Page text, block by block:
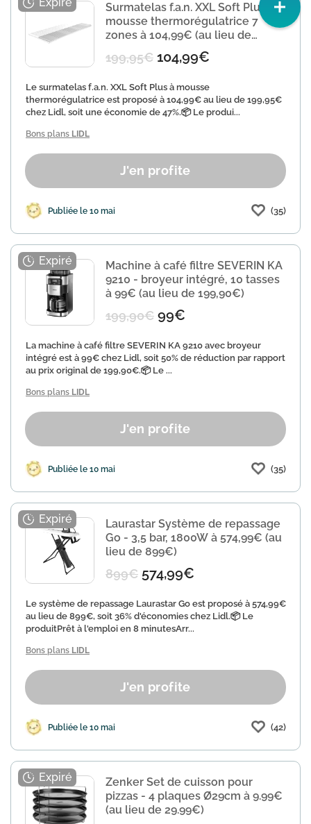
Surmatelas f.a.n. XXL Soft Plus
mousse thermorégulatrice 7
zones à 104,99€ (au lieu de
199,95€ 104,99€
Le surmatelas f.a.n. XXL Soft Plus à mousse
thermorégulatrice est proposé à 104,99€ au lieu de 199,95€
chez Lidl, soit une économie de 47%.📦 Le produi...
Bons plans LIDL
J'en profite
Publiée le 10 mai (35)
Machine à café filtre SEVERIN KA
9210 - broyeur intégré, 10 tasses
à 99€ (au lieu de 199,90€)
199,90€ 99€
La machine à café filtre SEVERIN KA 9210 avec broyeur
intégré est à 99€ chez Lidl, soit 50% de réduction par rapport
au prix original de 199,90€.📦 Le ...
Bons plans LIDL
J'en profite
Publiée le 10 mai (35)
Laurastar Système de repassage
Go - 3,5 bar, 1800W à 574,99€ (au
lieu de 899€)
899€ 574,99€
Le système de repassage Laurastar Go est proposé à 574,99€
au lieu de 899€, soit 36% d'économies chez Lidl.📦 Le
produitPrêt à l'emploi en 8 minutesArr...
Bons plans LIDL
J'en profite
Publiée le 10 mai (42)
Zenker Set de cuisson pour
pizzas - 4 plaques Ø29cm à 9.99€
(au lieu de 29.99€)